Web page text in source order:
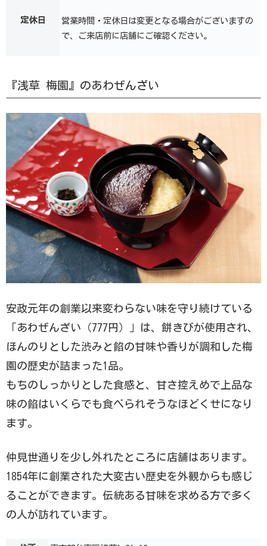
定休日
営業時間・定休日は変更となる場合がございますの
で、ご来店前に店舗にご確認ください。
『浅草 梅園』のあわぜんざい
安政元年の創業以来変わらない味を守り続けている
「あわぜんざい（777円）」は、餅きびが使用され、
ほんのりとした渋みと餡の甘味や香りが調和した梅
園の歴史が詰まった1品。
もちのしっかりとした食感と、甘さ控えめで上品な
味の餡はいくらでも食べられそうなほどくせになり
ます。
仲見世通りを少し外れたところに店舗はあります。
1854年に創業された大変古い歴史を外観からも感じ
ることができます。伝統ある甘味を求める方で多く
の人が訪れています。